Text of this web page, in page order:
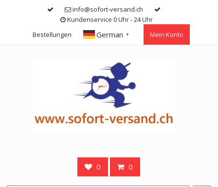
info@sofort-versand.ch
Kundenservice 0 Uhr - 24 Uhr
Bestellungen
German ▼ Mein Konto
0 0